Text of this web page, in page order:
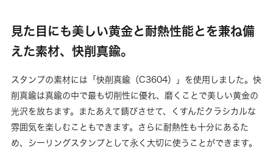
見た目にも美しい黄金と耐熱性能とを兼ね備
えた素材、快削真鍮。
スタンプの素材には「快削真鍮（C3604）」を使用しました。快
削真鍮は真鍮の中で最も切削性に優れ、磨くことで美しい黄金の
光沢を放ちます。またあえて錆びさせて、くすんだクラシカルな
雰囲気を楽しむこともできます。さらに耐熱性も十分にあるた
め、シーリングスタンプとして永く大切に使うことができます。